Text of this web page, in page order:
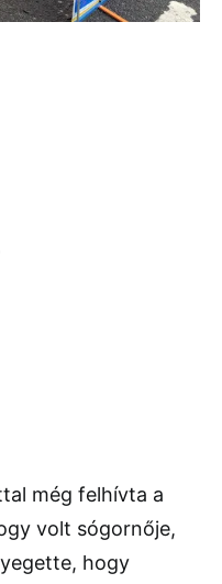
még felhívta a
volt sógornője,
hogy